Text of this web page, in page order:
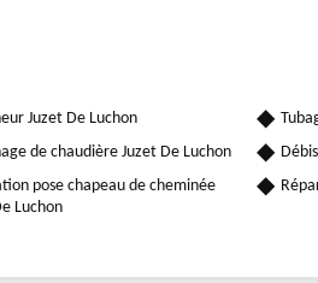
Juzet De Luchon
de chaudière Juzet De Luchon
pose chapeau de cheminée
Luchon